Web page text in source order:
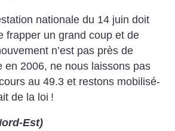
nationale du 14 juin doit
frapper un grand coup et de
n’est pas près de
en 2006, ne nous laissons pas
au 49.3 et restons mobilisé-
de la loi !
Est)